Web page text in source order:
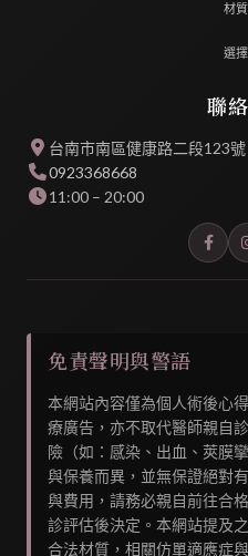
材
選
聯
台南市南區健康路二段123號
0923368668
11:00 – 20:00
免責聲明與警語
本網站內容僅為個人術後心
療廣告，亦不取代醫師親自
險（如：感染、出血、莢膜
與保養而異，並無保證絕對
與費用，請務必親自前往合
診評估後決定。本網站提及
合法材質，相關仿單適應症